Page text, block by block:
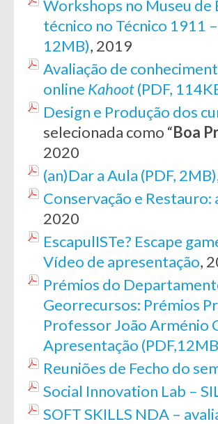
Workshops no Museu de
técnico no Técnico 1911
12MB), 2019
Avaliação de
online Kahoot(PDF,
Design e Produção dos
selecionada como “Boa
2020
(an)Dar a Aula (PDF, 2MB)
Conservação e
2020
EscapulISTe? Escape
Vídeo de apresentação,
Prémios do
Georrecursos: Prémios
Professor João Arménio
Apresentação
Reuniões de Fecho do
Social Innovation Lab –
SOFT SKILLS NDA –